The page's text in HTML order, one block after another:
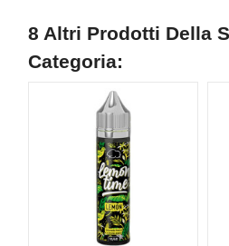
8 Altri Prodotti Della
Categoria: